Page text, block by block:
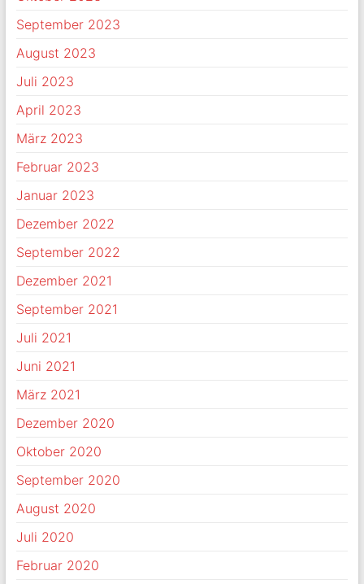
September 2023
August 2023
Juli 2023
April 2023
März 2023
Februar 2023
Januar 2023
Dezember 2022
September 2022
Dezember 2021
September 2021
Juli 2021
Juni 2021
März 2021
Dezember 2020
Oktober 2020
September 2020
August 2020
Juli 2020
Februar 2020